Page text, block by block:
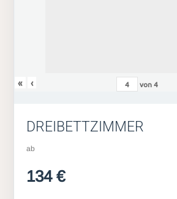
« ‹ von4
DREIBETTZIMMER
ab
134 €